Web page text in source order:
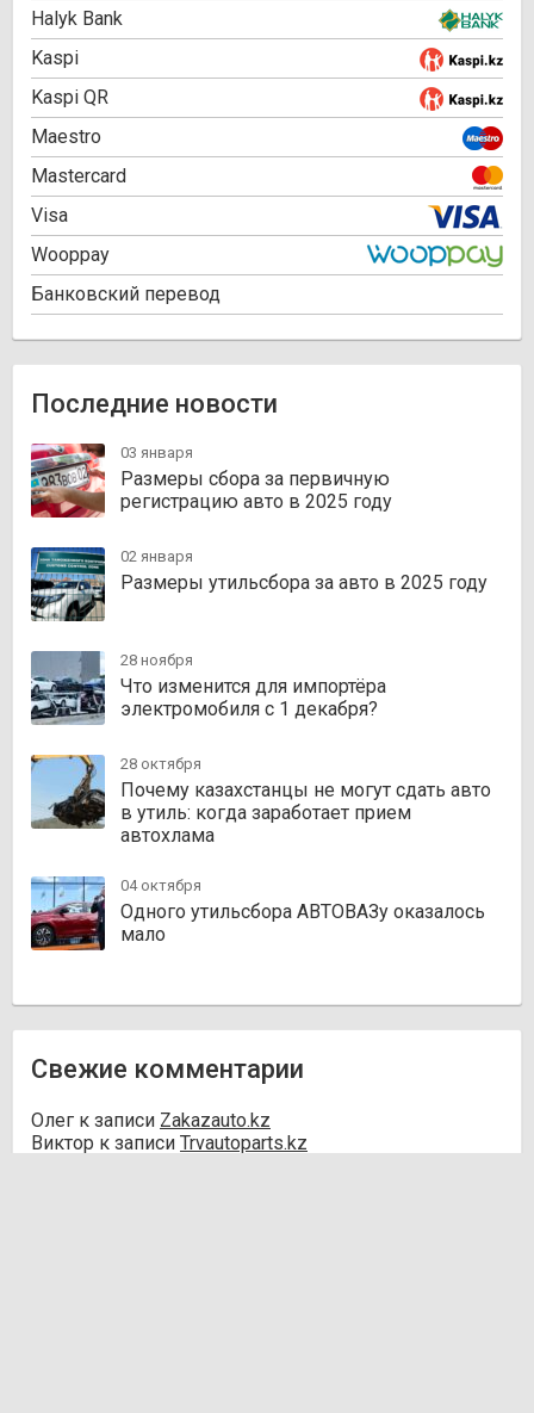
Halyk Bank
Kaspi
Kaspi QR
Maestro
Mastercard
Visa
Wooppay
Банковский перевод
Последние новости
03 января
Размеры сбора за первичную
регистрацию авто в 2025 году
02 января
Размеры утильсбора за авто в 2025 году
28 ноября
Что изменится для импортёра
электромобиля с 1 декабря?
28 октября
Почему казахстанцы не могут сдать авто
в утиль: когда заработает прием
автохлама
04 октября
Одного утильсбора АВТОВАЗу оказалось
мало
Свежие комментарии
Олег к записи Zakazauto.kz
Виктор к записи Trvautoparts.kz